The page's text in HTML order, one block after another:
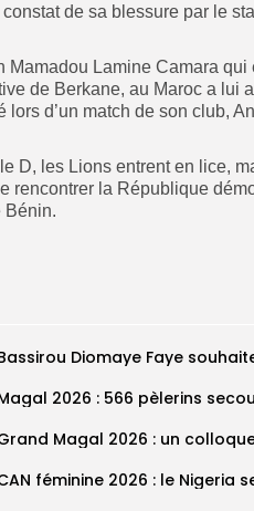
de sa blessure par le
Mamadou Lamine Camara qui
de Berkane, au Maroc a lui
lors d’un match de son club,
D, les Lions entrent en lice,
rencontrer la République
Bénin.